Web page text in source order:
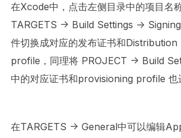
在Xcode中，点击左侧目录中的项目名
TARGETS -> Build Settings ->
件切换成对应的发布证书和
profile，同理将 PROJECT -> Build
中的对应证书和provisioning profile 也
在TARGETS -> General中可以编辑